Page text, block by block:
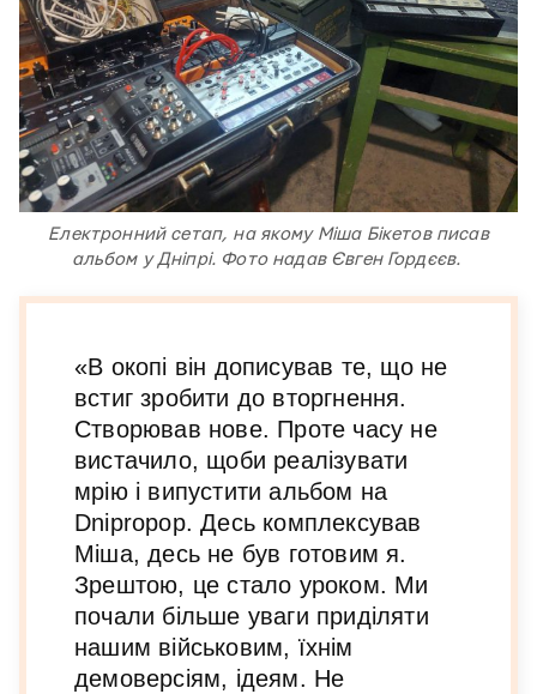
Електронний сетап, на якому Міша Бікетов писав
альбом у Дніпрі. Фото надав Євген Гордєєв.
«В окопі він дописував те, що не
встиг зробити до вторгнення.
Створював нове. Проте часу не
вистачило, щоби реалізувати
мрію і випустити альбом на
Dnipropop. Десь комплексував
Міша, десь не був готовим я.
Зрештою, це стало уроком. Ми
почали більше уваги приділяти
нашим військовим, їхнім
демоверсіям, ідеям. Не